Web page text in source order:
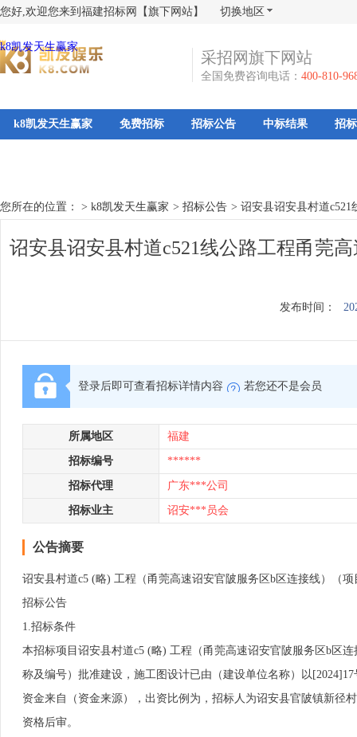
您好,欢迎您来到福建招标网【旗下网站】 切换地区
k8凯发天生赢家
采招网旗下网站
全国免费咨询电话： 400-810-
k8凯发天生赢家 免费招标 招标公告 中标结果 招
您所在的位置： > k8凯发天生赢家 > 招标公告 > 诏安县诏安县村道
诏安县诏安县村道c521线公路工程甬莞
发布时间：
登录后即可查看招标详情内容 若您还不是会员
所属地区 福建
招标编号 ******
招标代理 广东***公司
招标业主 诏安***员会
公告摘要
诏安县村道c5 (略) 工程（甬莞高速诏安官陂服务区b区连接线）（
招标公告
1.招标条件
本招标项目诏安县村道c5 (略) 工程（甬莞高速诏安官陂服务区b区
称及编号）批准建设，施工图设计已由（建设单位名称）以
资金来自（资金来源），出资比例为，招标人为诏安县官陂镇新径
资格后审。